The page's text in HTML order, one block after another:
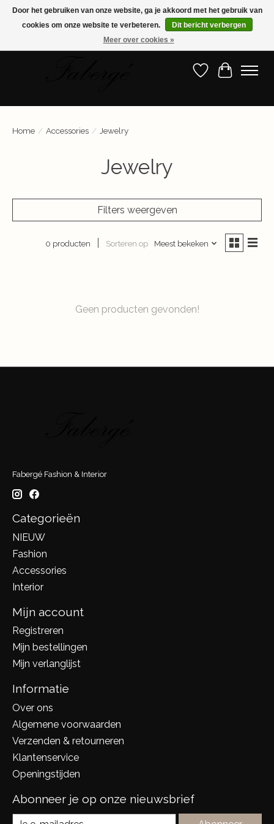
Shop nu de nieuwste collectie!
Verlanglijst
Home / Accessories / Jewelry
Jewelry
Filters weergeven
0 producten Sorteren op Meest bekeken
Geen producten gevonden!
Fabergé Fashion & Interior
Categorieën
NIEUW
Fashion
Accessories
Interior
Mijn account
Registreren
Mijn bestellingen
Mijn verlanglijst
Informatie
Over ons
Algemene voorwaarden
Verzenden & retourneren
Klantenservice
Openingstijden
Abonneer je op onze nieuwsbrief
Door het gebruiken van onze website, ga je akkoord met het gebruik van
cookies om onze website te verbeteren.
Dit bericht verbergen
Meer over cookies »